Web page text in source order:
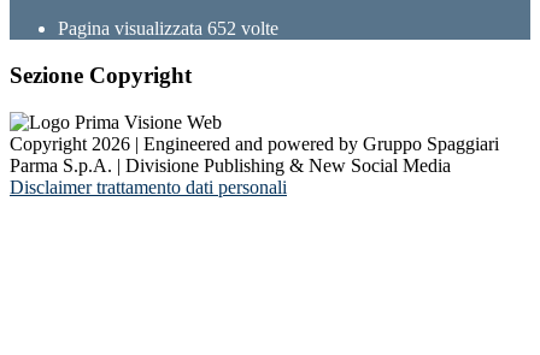
Pagina visualizzata 652 volte
Sezione Copyright
Copyright 2026 | Engineered and powered by Gruppo Spaggiari
Parma S.p.A. | Divisione Publishing & New Social Media
Disclaimer trattamento dati personali